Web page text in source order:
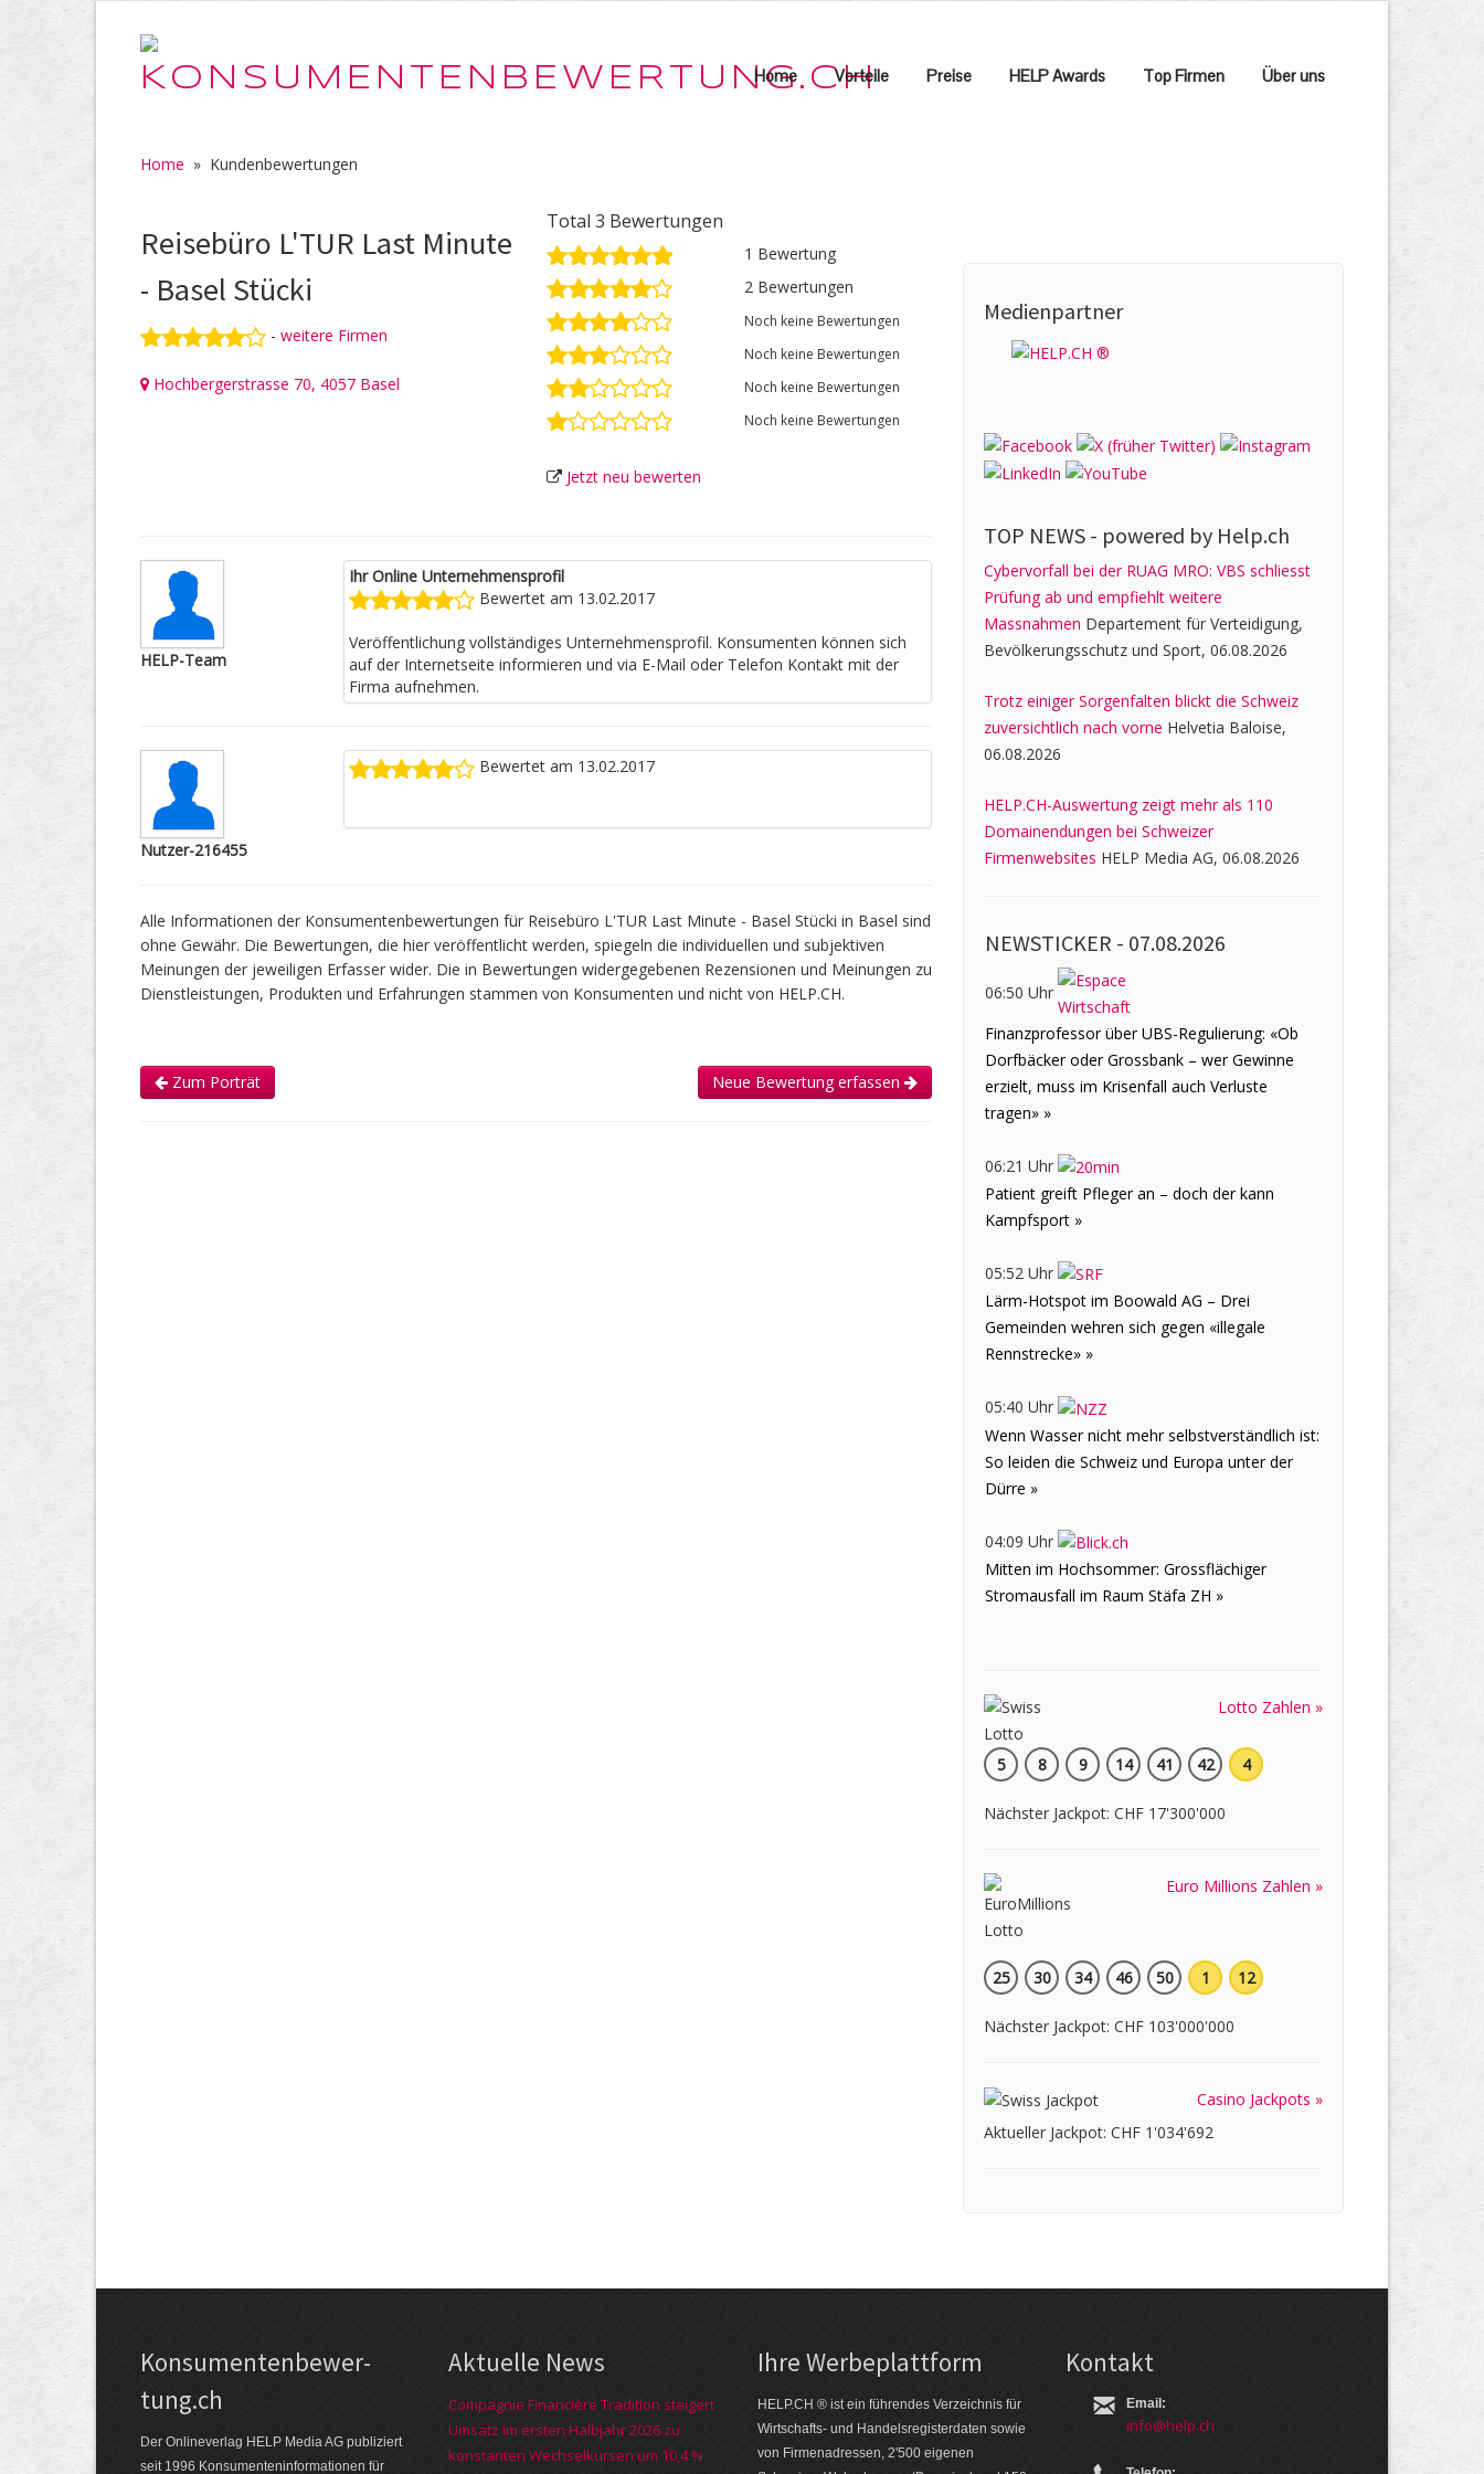
Home Vorteile Preise HELP Awards Top Firmen Über uns
Home » Kundenbewertungen
Reisebüro L'TUR Last Minute
- Basel Stücki
- weitere Firmen
Hochbergerstrasse 70, 4057 Basel
Total 3 Bewertungen
1 Bewertung
2 Bewertungen
Noch keine Bewertungen
Noch keine Bewertungen
Noch keine Bewertungen
Noch keine Bewertungen
Jetzt neu bewerten
HELP-Team
Ihr Online Unternehmensprofil
Bewertet am 13.02.2017
Veröffentlichung vollständiges Unternehmensprofil. Konsumenten können sich
auf der Internetseite informieren und via E-Mail oder Telefon Kontakt mit der
Firma aufnehmen.
Nutzer-216455
Bewertet am 13.02.2017
Alle Informationen der Konsumentenbewertungen für Reisebüro L'TUR Last Minute - Basel Stücki in Basel sind
ohne Gewähr. Die Bewertungen, die hier veröffentlicht werden, spiegeln die individuellen und subjektiven
Meinungen der jeweiligen Erfasser wider. Die in Bewertungen widergegebenen Rezensionen und Meinungen zu
Dienstleistungen, Produkten und Erfahrungen stammen von Konsumenten und nicht von HELP.CH.
Zum Porträt Neue Bewertung erfassen
Medienpartner
TOP NEWS - powered by Help.ch
Cybervorfall bei der RUAG MRO: VBS schliesst
Prüfung ab und empfiehlt weitere
Massnahmen Departement für Verteidigung,
Bevölkerungsschutz und Sport, 06.08.2026
Trotz einiger Sorgenfalten blickt die Schweiz
zuversichtlich nach vorne Helvetia Baloise,
06.08.2026
HELP.CH-Auswertung zeigt mehr als 110
Domainendungen bei Schweizer
Firmenwebsites HELP Media AG, 06.08.2026
NEWSTICKER - 07.08.2026
06:50 Uhr
Finanzprofessor über UBS-Regulierung: «Ob
Dorfbäcker oder Grossbank – wer Gewinne
erzielt, muss im Krisenfall auch Verluste
tragen» »
06:21 Uhr
Patient greift Pfleger an – doch der kann
Kampfsport »
05:52 Uhr
Lärm-Hotspot im Boowald AG – Drei
Gemeinden wehren sich gegen «illegale
Rennstrecke» »
05:40 Uhr
Wenn Wasser nicht mehr selbstverständlich ist:
So leiden die Schweiz und Europa unter der
Dürre »
04:09 Uhr
Mitten im Hochsommer: Grossflächiger
Stromausfall im Raum Stäfa ZH »
Lotto Zahlen »
5 8 9 14 41 42 4
Nächster Jackpot: CHF 17'300'000
Euro Millions Zahlen »
25 30 34 46 50 1 12
Nächster Jackpot: CHF 103'000'000
Casino Jackpots »
Aktueller Jackpot: CHF 1'034'692
Kon­su­menten­be­wer­
tung.ch
Der Online­verlag HELP Media AG publi­ziert
seit 1996 Kon­su­menten­infor­mationen für
Aktuelle News
Compagnie Financière Tradition steigert
Umsatz im ersten Halbjahr 2026 zu
konstanten Wechselkursen um 10,4 %
Ihre Werbe­platt­form
HELP.CH ® ist ein führendes Ver­zeich­nis für
Wirt­schafts- und Handels­register­daten so­wie
von Firmen­adressen, 2'500 eige­nen
Kontakt
Email:
info@help.ch